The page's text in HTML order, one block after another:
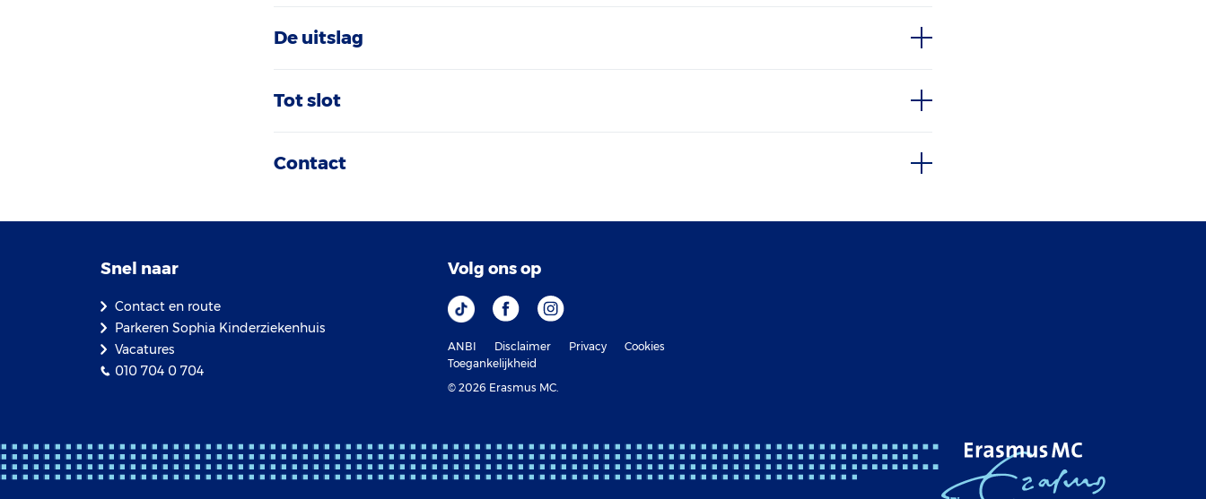
De uitslag
Tot slot
Contact
Snel naar
Contact en route
Parkeren Sophia Kinderziekenhuis
Vacatures
010 704 0 704
Volg ons op
ANBI Disclaimer Privacy
Cookies
Toegankelijkheid
© 2026 Erasmus MC.